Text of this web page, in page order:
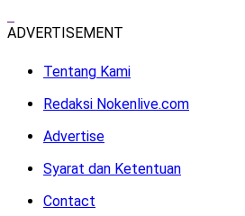
ADVERTISEMENT
Tentang Kami
Redaksi Nokenlive.com
Advertise
Syarat dan Ketentuan
Contact